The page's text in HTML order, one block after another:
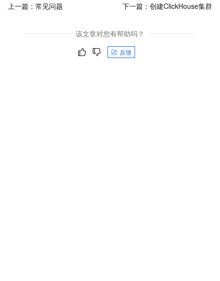
上一篇： 常见问题 下一篇： 创建ClickHouse集群
该文章对您有帮助吗？
反馈